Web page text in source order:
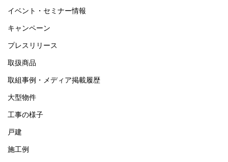
イベント・セミナー情報
キャンペーン
プレスリリース
取扱商品
取組事例・メディア掲載履歴
大型物件
工事の様子
戸建
施工例